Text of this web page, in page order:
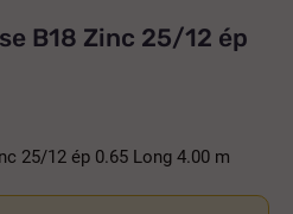
B18 Zinc 25/12 ép
25/12 ép 0.65 Long 4.00 m